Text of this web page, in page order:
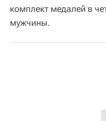
комплект медалей в
мужчины.